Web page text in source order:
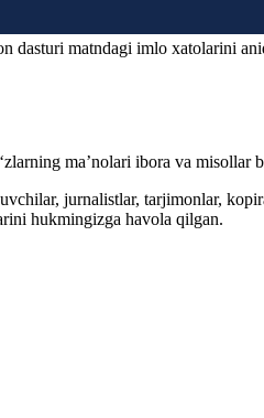
dasturi matndagi imlo xatolarini
ma’nolari ibora va misollar
jurnalistlar, tarjimonlar,
hukmingizga havola qilgan.